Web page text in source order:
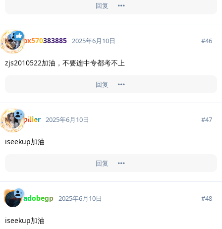
回复
ax570383885 2025年6月10日 #46
zjs2010522加油，不要连中专都考不上
回复
piller 2025年6月10日 #47
iseekup加油
回复
adobegp 2025年6月10日 #48
iseekup加油